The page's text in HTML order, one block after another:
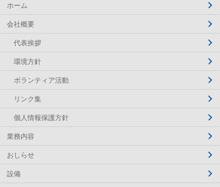
ホーム
会社概要
代表挨拶
環境方針
ボランティア活動
リンク集
個人情報保護方針
業務内容
おしらせ
設備